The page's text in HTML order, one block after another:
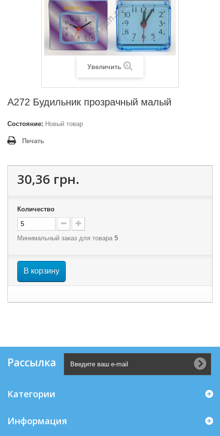
Увеличить
A272 Будильник прозрачный малый
Состояние: Новый товар
Печать
30,36 грн.
Количество
Минимальный заказ для товара 5
В корзину
Рассылка
Категории
Информация